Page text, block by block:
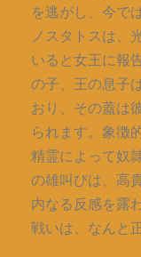
を逃がし、今で
ノスタトスは、
いると女王に報
の子、王の息子
おり、その蓋は
られます。象徴
精霊によって奴
の雄叫びは、高
内なる反感を露
戦いは、なんと